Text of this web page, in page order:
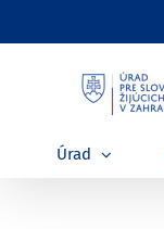
to
Úrad